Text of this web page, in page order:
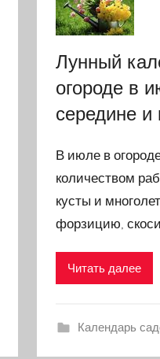
Лунный
огороде в
середине
В июле в
количеством
кусты и
форзицию,
Читать далее
Календарь